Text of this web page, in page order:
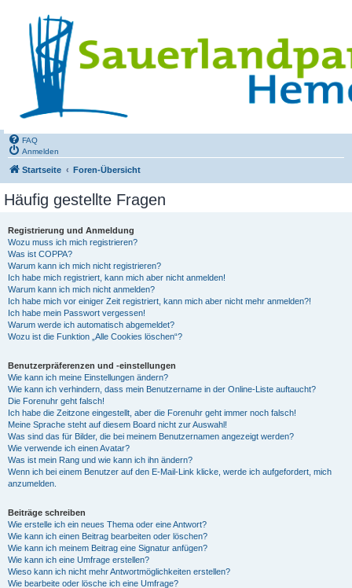
FAQ
Anmelden
Startseite Foren-Übersicht
Häufig gestellte Fragen
Registrierung und Anmeldung
Wozu muss ich mich registrieren?
Was ist COPPA?
Warum kann ich mich nicht registrieren?
Ich habe mich registriert, kann mich aber nicht anmelden!
Warum kann ich mich nicht anmelden?
Ich habe mich vor einiger Zeit registriert, kann mich aber nicht mehr anmelden?!
Ich habe mein Passwort vergessen!
Warum werde ich automatisch abgemeldet?
Wozu ist die Funktion „Alle Cookies löschen“?
Benutzerpräferenzen und -einstellungen
Wie kann ich meine Einstellungen ändern?
Wie kann ich verhindern, dass mein Benutzername in der Online-Liste auftaucht?
Die Forenuhr geht falsch!
Ich habe die Zeitzone eingestellt, aber die Forenuhr geht immer noch falsch!
Meine Sprache steht auf diesem Board nicht zur Auswahl!
Was sind das für Bilder, die bei meinem Benutzernamen angezeigt werden?
Wie verwende ich einen Avatar?
Was ist mein Rang und wie kann ich ihn ändern?
Wenn ich bei einem Benutzer auf den E-Mail-Link klicke, werde ich aufgefordert, mich
anzumelden.
Beiträge schreiben
Wie erstelle ich ein neues Thema oder eine Antwort?
Wie kann ich einen Beitrag bearbeiten oder löschen?
Wie kann ich meinem Beitrag eine Signatur anfügen?
Wie kann ich eine Umfrage erstellen?
Wieso kann ich nicht mehr Antwortmöglichkeiten erstellen?
Wie bearbeite oder lösche ich eine Umfrage?